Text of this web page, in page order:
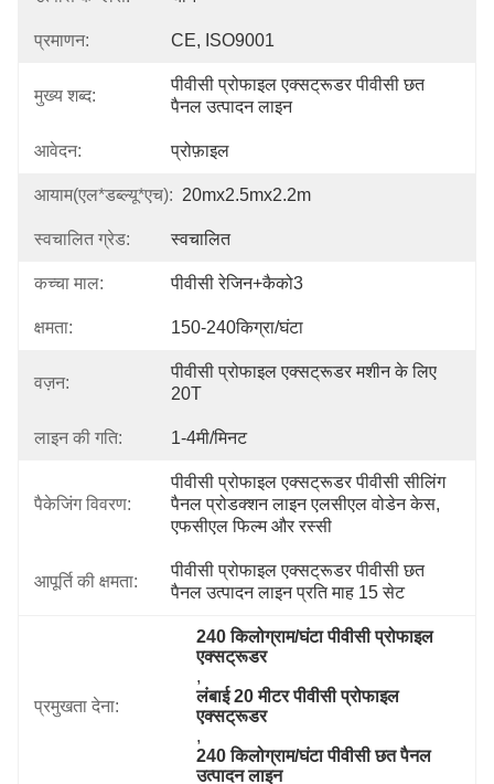
प्रमाणन: CE, ISO9001
मुख्य शब्द:
पीवीसी प्रोफाइल एक्सट्रूडर पीवीसी छत
पैनल उत्पादन लाइन
आवेदन: प्रोफ़ाइल
आयाम(एल*डब्ल्यू*एच): 20mx2.5mx2.2m
स्वचालित ग्रेड: स्वचालित
कच्चा माल: पीवीसी रेजिन+कैको3
क्षमता: 150-240किग्रा/घंटा
वज़न:
पीवीसी प्रोफाइल एक्सट्रूडर मशीन के लिए
20T
लाइन की गति: 1-4मी/मिनट
पैकेजिंग विवरण:
पीवीसी प्रोफाइल एक्सट्रूडर पीवीसी सीलिंग
पैनल प्रोडक्शन लाइन एलसीएल वोडेन केस,
एफसीएल फिल्म और रस्सी
आपूर्ति की क्षमता:
पीवीसी प्रोफाइल एक्सट्रूडर पीवीसी छत
पैनल उत्पादन लाइन प्रति माह 15 सेट
प्रमुखता देना:
240 किलोग्राम/घंटा पीवीसी प्रोफाइल
एक्सट्रूडर
,
लंबाई 20 मीटर पीवीसी प्रोफाइल
एक्सट्रूडर
,
240 किलोग्राम/घंटा पीवीसी छत पैनल
उत्पादन लाइन